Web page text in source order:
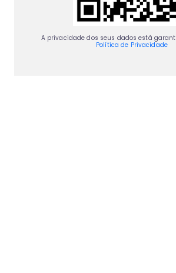
A privacidade dos seus dados está
Política de Privacidade